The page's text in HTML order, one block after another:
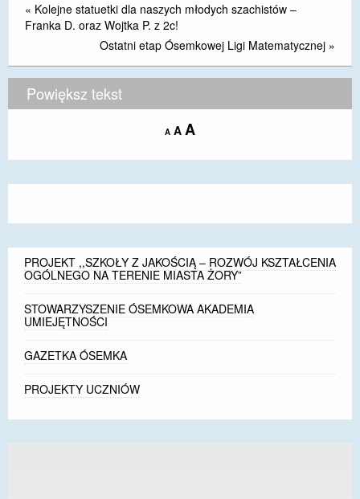
« Kolejne statuetki dla naszych młodych szachistów –
Franka D. oraz Wojtka P. z 2c!
Ostatni etap Ósemkowej Ligi Matematycznej »
Powiększ tekst
A Decrease
size.
A Reset
size.
AIncrease
size.
PROJEKT ,,SZKOŁY Z JAKOŚCIĄ – ROZWÓJ KSZTAŁCENIA
OGÓLNEGO NA TERENIE MIASTA ŻORY”
STOWARZYSZENIE ÓSEMKOWA AKADEMIA
UMIEJĘTNOŚCI
GAZETKA ÓSEMKA
PROJEKTY UCZNIÓW